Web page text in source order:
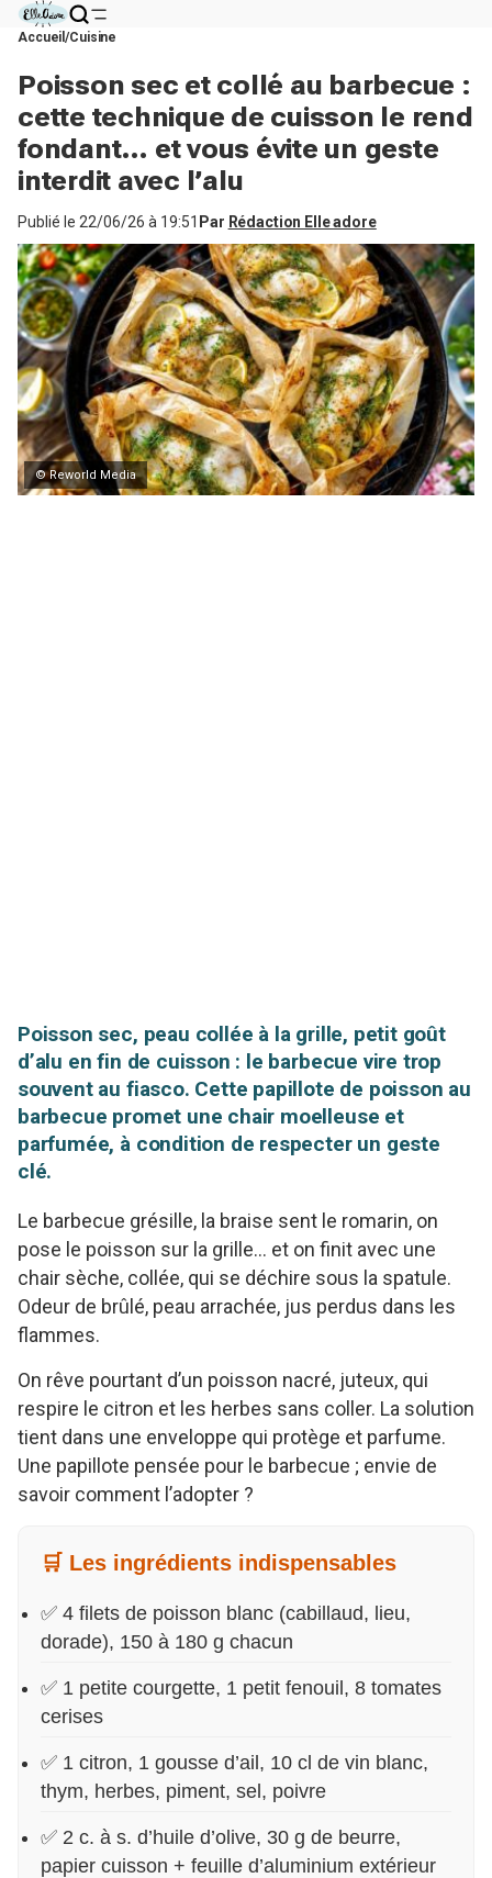
Accueil Cuisine
Poisson sec et collé au barbecue :
cette technique de cuisson le rend
fondant… et vous évite un geste
interdit avec l’alu
Publié le 22/06/26 à 19:51 Par Rédaction Elle adore
© Reworld Media
Poisson sec, peau collée à la grille, petit goût
d’alu en fin de cuisson : le barbecue vire trop
souvent au fiasco. Cette papillote de poisson au
barbecue promet une chair moelleuse et
parfumée, à condition de respecter un geste
clé.
Le barbecue grésille, la braise sent le romarin, on
pose le poisson sur la grille… et on finit avec une
chair sèche, collée, qui se déchire sous la spatule.
Odeur de brûlé, peau arrachée, jus perdus dans les
flammes.
On rêve pourtant d’un poisson nacré, juteux, qui
respire le citron et les herbes sans coller. La solution
tient dans une enveloppe qui protège et parfume.
Une papillote pensée pour le barbecue ; envie de
savoir comment l’adopter ?
🛒 Les ingrédients indispensables
✅ 4 filets de poisson blanc (cabillaud, lieu,
dorade), 150 à 180 g chacun
✅ 1 petite courgette, 1 petit fenouil, 8 tomates
cerises
✅ 1 citron, 1 gousse d’ail, 10 cl de vin blanc,
thym, herbes, piment, sel, poivre
✅ 2 c. à s. d’huile d’olive, 30 g de beurre,
papier cuisson + feuille d’aluminium extérieur